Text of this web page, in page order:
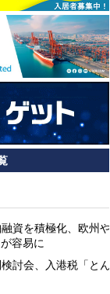
資を積極化、欧州や
容易に
討会、入港税「とん